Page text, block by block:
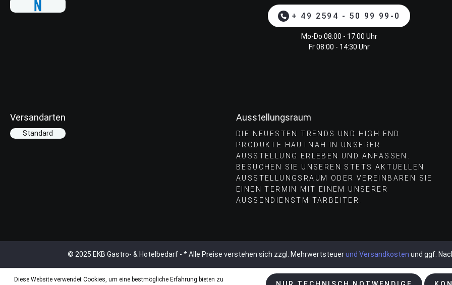
+ 49 2594 - 50 99 99-0
Mo-Do 08:00 - 17:00 Uhr
Fr 08:00 - 14:30 Uhr
Versandarten
Standard
Ausstellungsraum
DIE NEUESTEN TRENDS UND HIGH END
PRODUKTE HAUTNAH IN UNSERER
AUSSTELLUNG ERLEBEN UND ANFASSEN.
BESUCHEN SIE UNSEREN STETS AKTUELLEN
AUSSTELLUNGSRAUM ODER VEREINBAREN SIE
EINEN TERMIN MIT EINEM UNSERER
AUSSENDIENSTMITARBEITER.
© 2025 EKB Gastro- & Hotelbedarf - * Alle Preise verstehen sich zzgl. Mehrwertsteuerund Versandkosten und ggf.
Diese Website verwendet Cookies, um eine bestmögliche Erfahrung bieten zu